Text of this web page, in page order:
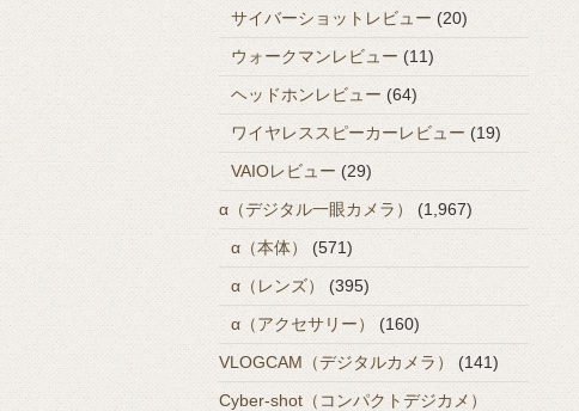
サイバーショットレビュー (20)
ウォークマンレビュー (11)
ヘッドホンレビュー (64)
ワイヤレススピーカーレビュー (19)
VAIOレビュー (29)
α（デジタル一眼カメラ）
(1,967)
α（本体）
(571)
α（レンズ）
(395)
α（アクセサリー）
(160)
VLOGCAM（デジタルカメラ）
(141)
Cyber-shot（コンパクトデジカメ）